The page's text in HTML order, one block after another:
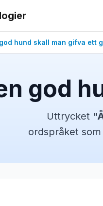
hund skall man gifva ett
god
Uttrycket "
ordspråket